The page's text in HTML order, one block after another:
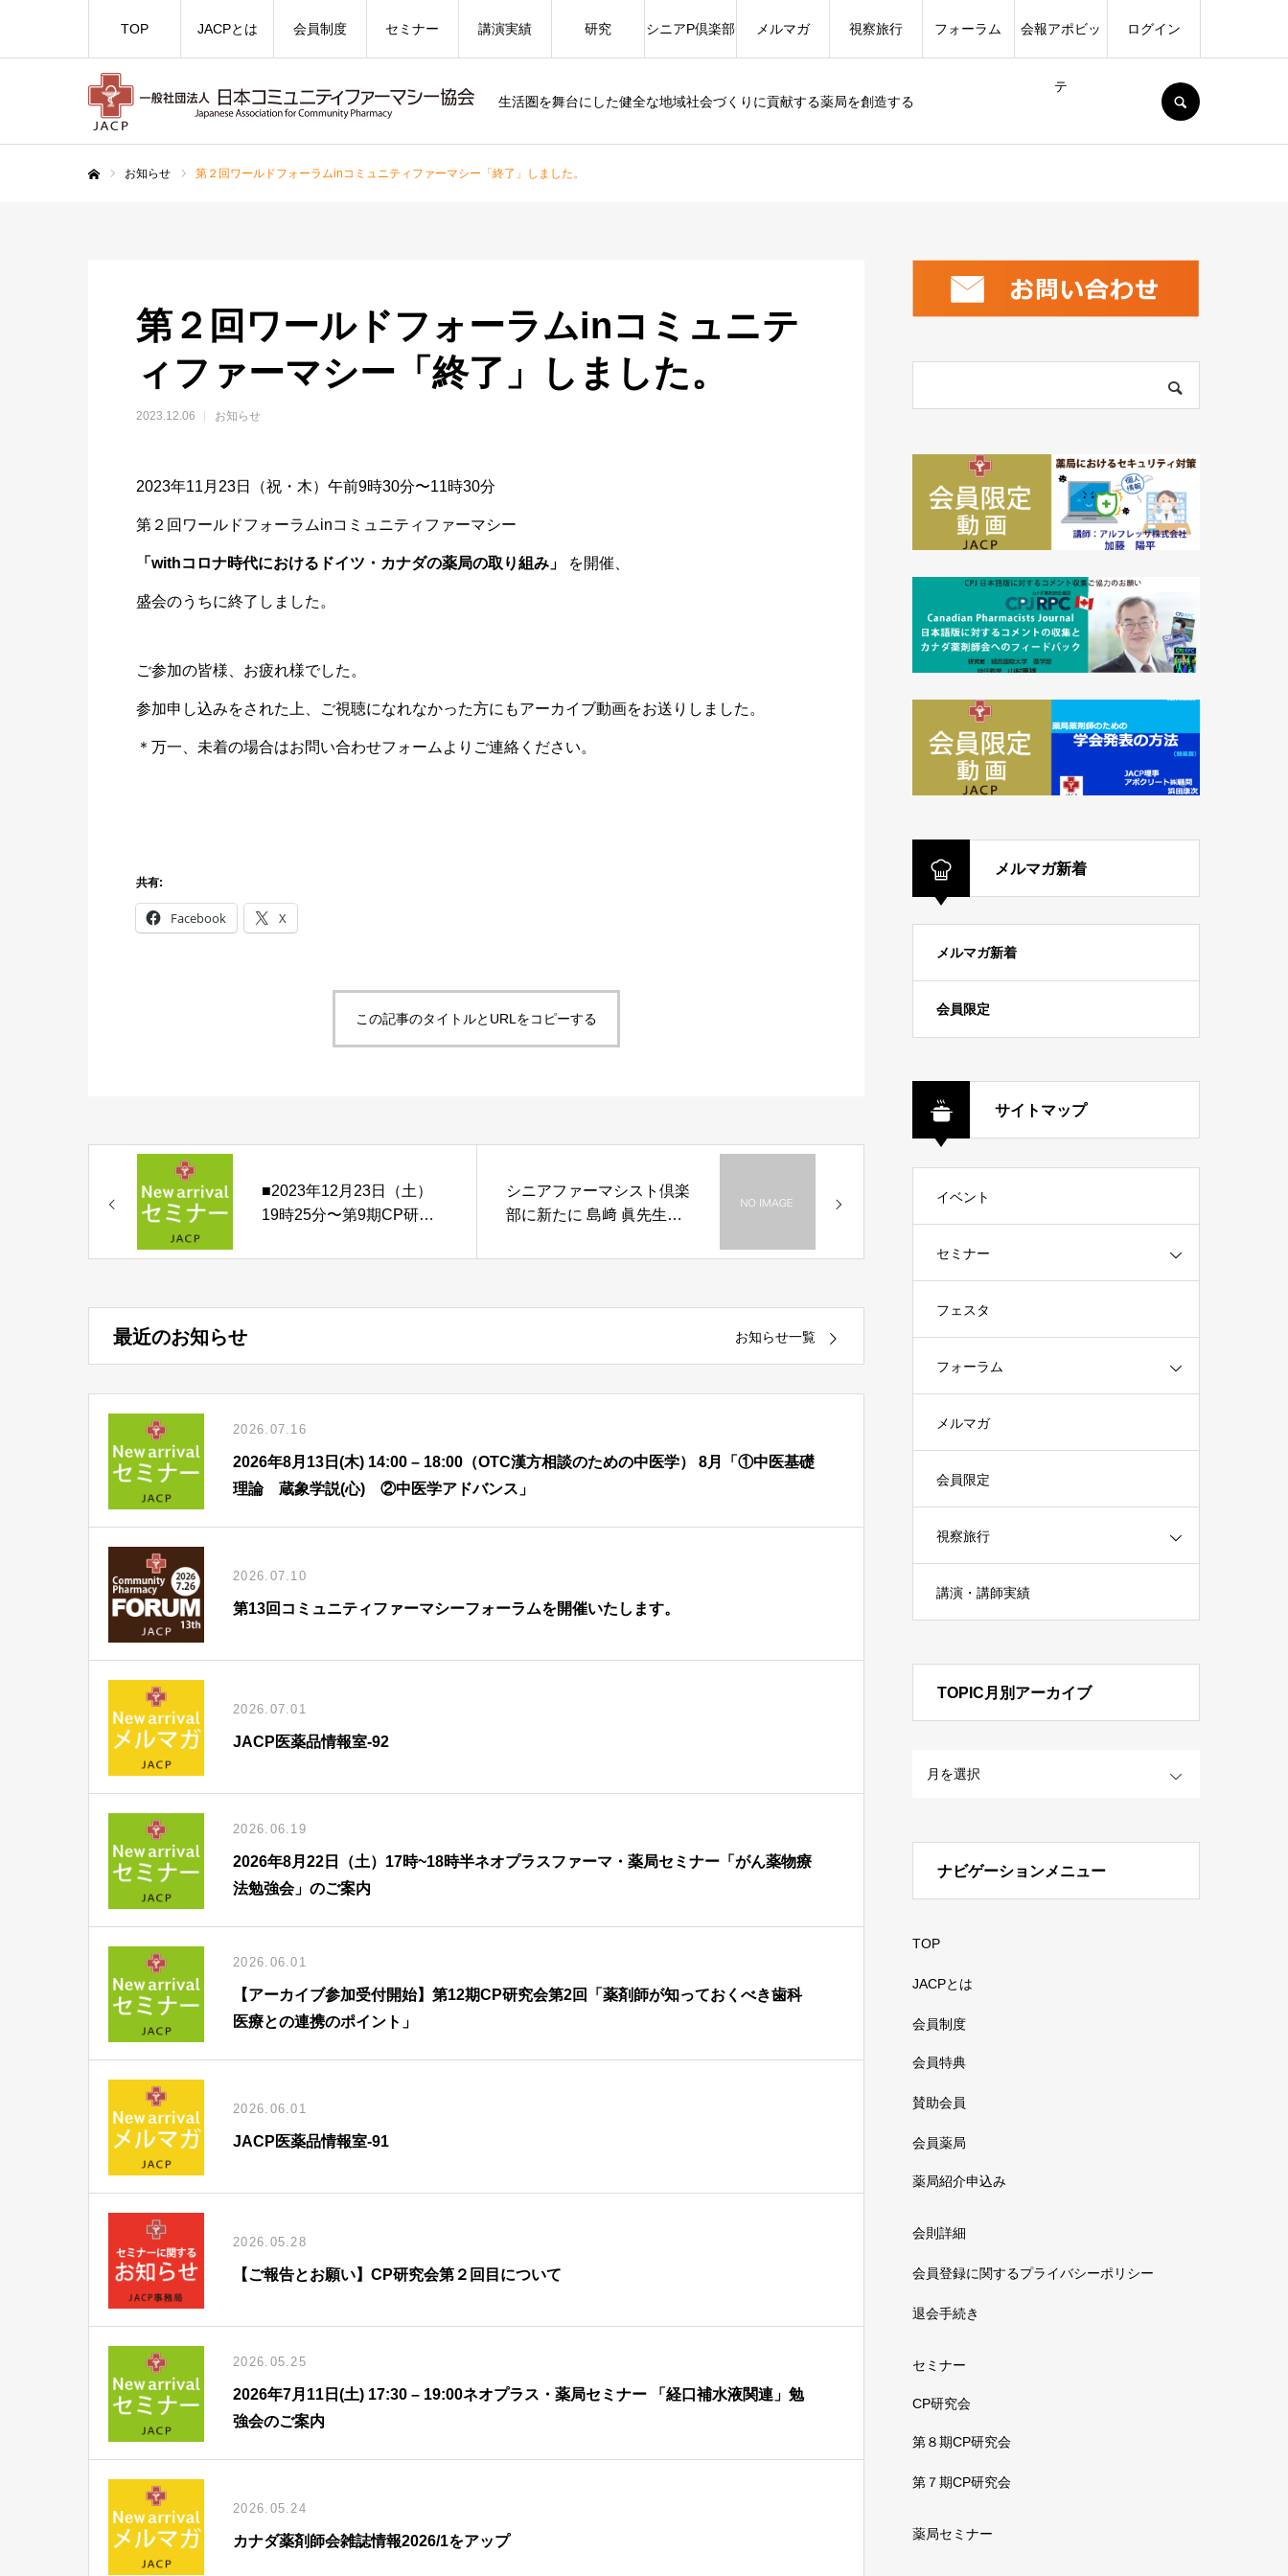
生活圏を舞台にした健全な地域社会づくりに貢献する薬局を創造する
TOP JACPとは 会員制度 セミナー 講演実績 研究 シニアP倶楽部 メルマガ 視察旅行 フォーラム 会報アポビッ
テ
ログイン
お知らせ 第２回ワールドフォーラムinコミュニティファーマシー「終了」しました。
第２回ワールドフォーラムinコミュニテ
ィファーマシー「終了」しました。
2023.12.06 お知らせ
2023年11月23日（祝・木）午前9時30分〜11時30分
第２回ワールドフォーラムinコミュニティファーマシー
「withコロナ時代におけるドイツ ・カナダの薬局の取り組み」 を開催、
盛会のうちに終了しました。
ご参加の皆様、お疲れ様でした。
参加申し込みをされた上、ご視聴になれなかった方にもアーカイブ動画をお送りしました。
＊万一、未着の場合はお問い合わせフォームよりご連絡ください。
共有:
Facebook X
この記事のタイトルとURLをコピーする
■2023年12月23日（土）
19時25分〜第9期CP研究
改定前準備」
シニアファーマシスト倶楽
部に新たに 島﨑 眞先生が
最近のお知らせ お知らせ一覧
2026.07.16
2026年8月13日(木) 14:00 – 18:00（OTC漢方相談のための中医学） 8月「①中医基礎
理論 蔵象学説(心) ②中医学アドバンス」
2026.07.10
第13回コミュニティファーマシーフォーラムを開催いたします。
2026.07.01
JACP医薬品情報室-92
2026.06.19
2026年8月22日（土）17時~18時半ネオプラスファーマ・薬局セミナー「がん薬物療
法勉強会」のご案内
2026.06.01
【アーカイブ参加受付開始】第12期CP研究会第2回「薬剤師が知っておくべき歯科
医療との連携のポイント」
2026.06.01
JACP医薬品情報室-91
2026.05.28
【ご報告とお願い】CP研究会第２回目について
2026.05.25
2026年7月11日(土) 17:30 – 19:00ネオプラス・薬局セミナー 「経口補水液関連」勉
強会のご案内
2026.05.24
カナダ薬剤師会雑誌情報2026/1をアップ
メルマガ新着
メルマガ新着
会員限定
サイトマップ
イベント
セミナー
フェスタ
フォーラム
メルマガ
会員限定
視察旅行
講演・講師実績
TOPIC月別アーカイブ
ナビゲーションメニュー
TOP
JACPとは
会員制度
会員特典
賛助会員
会員薬局
薬局紹介申込み
会則詳細
会員登録に関するプライバシーポリシー
退会手続き
セミナー
CP研究会
第８期CP研究会
第７期CP研究会
薬局セミナー